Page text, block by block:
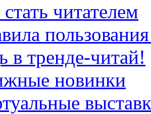
читателем
в тренде-читай!
новинки